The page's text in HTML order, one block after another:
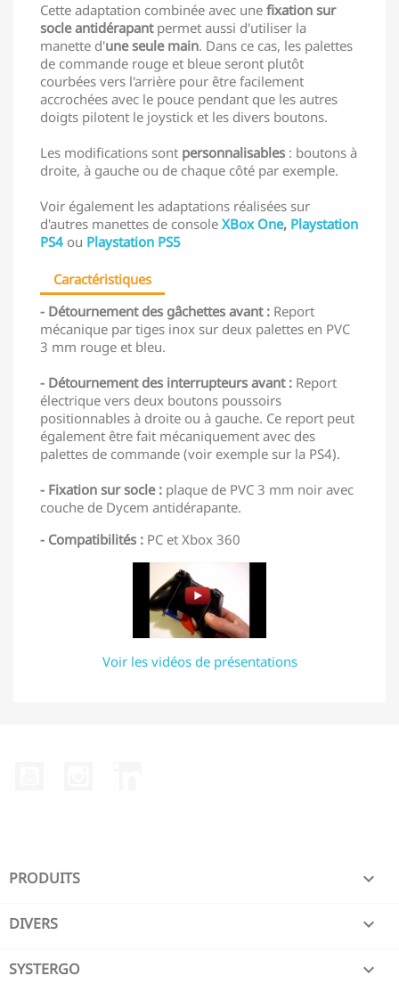
Cette adaptation combinée avec une fixation sur
socle antidérapantpermet aussi d'utiliser la
manette d'une seule main. Dans ce cas, les palettes
de commande rouge et bleue seront plutôt
courbées vers l'arrière pour être facilement
accrochées avec le pouce pendant que les autres
doigts pilotent le joystick et les divers boutons.
Les modifications sont personnalisables : boutons à
droite, à gauche ou de chaque côté par exemple.
Voir également les adaptations réalisées sur
d'autres manettes de console XBox One, Playstation
PS4 ou Playstation PS5
Caractéristiques
- Détournement des gâchettes avant : Report
mécanique par tiges inox sur deux palettes en PVC
3 mm rouge et bleu.
- Détournement des interrupteurs avant : Report
électrique vers deux boutons poussoirs
positionnables à droite ou à gauche. Ce report peut
également être fait mécaniquement avec des
palettes de commande (voir exemple sur la PS4).
- Fixation sur socle : plaque de PVC 3 mm noir avec
couche de Dycem antidérapante.
- Compatibilités : PC et Xbox 360
Voir les vidéos de présentations
PRODUITS 
DIVERS 
SYSTERGO 